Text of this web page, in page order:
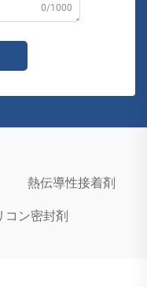
0/1000
熱伝導性接着剤
コン密封剤